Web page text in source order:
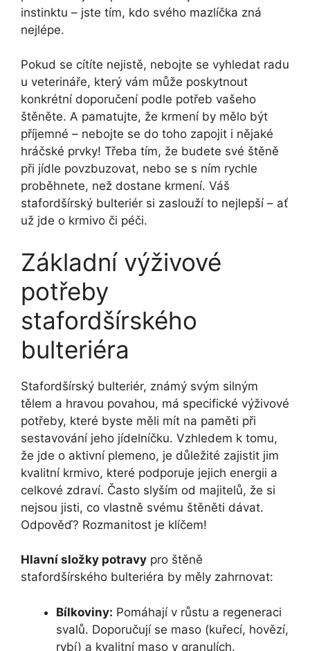
instinktu – jste tím, kdo svého mazlíčka zná
nejlépe.
Pokud se cítíte nejistě, nebojte se vyhledat radu
u veterináře, který vám může poskytnout
konkrétní doporučení podle potřeb vašeho
štěněte. A pamatujte, že krmení by mělo být
příjemné – nebojte se do toho zapojit i nějaké
hráčské prvky! Třeba tím, že budete své štěně
při jídle povzbuzovat, nebo se s ním rychle
proběhnete, než dostane krmení. Váš
stafordšírský bulteriér si zaslouží to nejlepší – ať
už jde o krmivo či péči.
Základní výživové
potřeby
stafordšírského
bulteriéra
Stafordšírský bulteriér, známý svým silným
tělem a hravou povahou, má specifické výživové
potřeby, které byste měli mít na paměti při
sestavování jeho jídelníčku. Vzhledem k tomu,
že jde o aktivní plemeno, je důležité zajistit jim
kvalitní krmivo, které podporuje jejich energii a
celkové zdraví. Často slyším od majitelů, že si
nejsou jisti, co vlastně svému štěněti dávat.
Odpověď? Rozmanitost je klíčem!
Hlavní složky potravy pro štěně
stafordšírského bulteriéra by měly zahrnovat:
Bílkoviny: Pomáhají v růstu a regeneraci
svalů. Doporučují se maso (kuřecí, hovězí,
rybí) a kvalitní maso v granulích.